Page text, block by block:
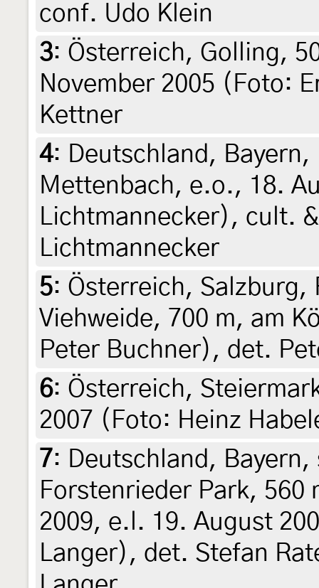
conf. Udo Klein
3: Österreich, Golling,
November 2005 (Foto:
Kettner
4: Deutschland,
Mettenbach, e.o., 18.
Lichtmannecker), cult.
Lichtmannecker
5: Österreich,
Viehweide, 700 m, am
Peter Buchner), det.
6: Österreich,
2007 (Foto: Heinz
7: Deutschland,
Forstenrieder Park,
2009, e.l. 19. August
Langer), det. Stefan